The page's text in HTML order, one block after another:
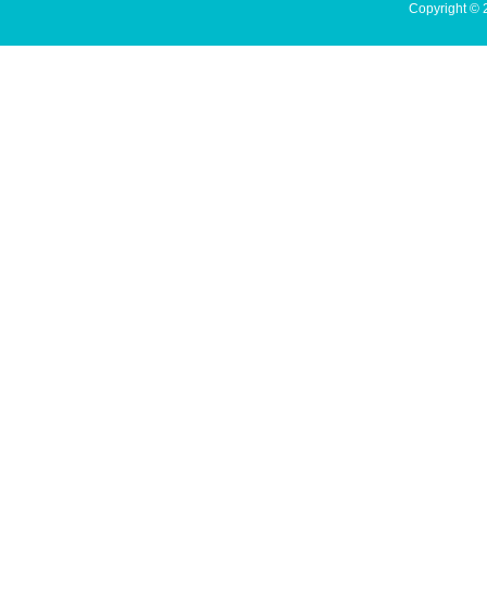
Copyright ©